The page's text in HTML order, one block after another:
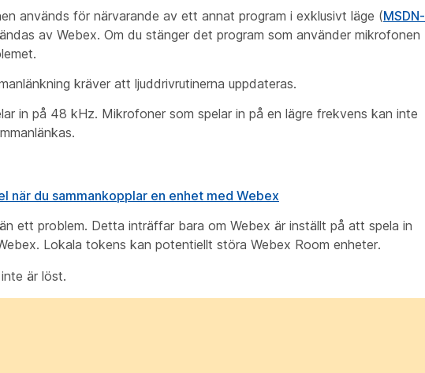
används för närvarande av ett annat program i exklusivt läge (MSDN-
av Webex. Om du stänger det program som använder mikrofonen
kräver att ljuddrivrutinerna uppdateras.
in på 48 kHz. Mikrofoner som spelar in på en lägre frekvens kan inte
du sammankopplar en enhet med Webex
ett problem. Detta inträffar bara om Webex är inställt på att spela in
Lokala tokens kan potentiellt störa Webex Room enheter.
är löst.